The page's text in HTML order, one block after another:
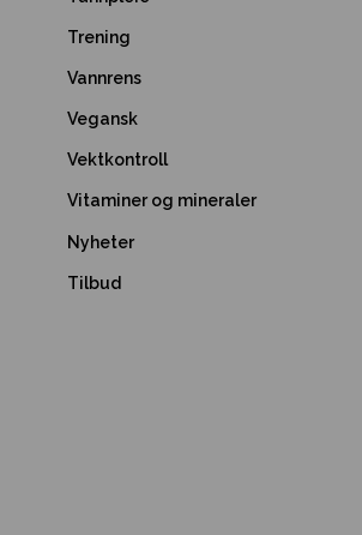
Trening
Vannrens
Vegansk
Vektkontroll
Vitaminer og mineraler
Nyheter
Tilbud